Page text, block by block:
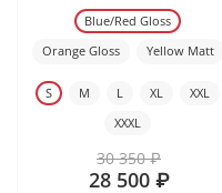
Blue/Red Gloss
Orange Gloss
Yellow Matt
S M L XL
XXL
XXXL
30 350 ₽
28 500 ₽